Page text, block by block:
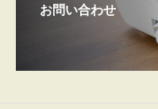
お問い合わせ